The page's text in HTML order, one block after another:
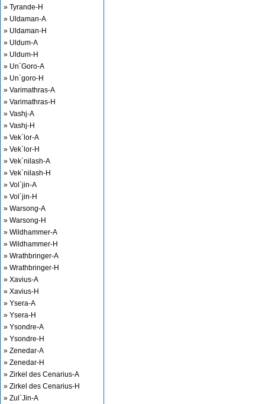
» Tyrande-H
» Uldaman-A
» Uldaman-H
» Uldum-A
» Uldum-H
» Un`Goro-A
» Un`goro-H
» Varimathras-A
» Varimathras-H
» Vashj-A
» Vashj-H
» Vek`lor-A
» Vek`lor-H
» Vek`nilash-A
» Vek`nilash-H
» Vol`jin-A
» Vol`jin-H
» Warsong-A
» Warsong-H
» Wildhammer-A
» Wildhammer-H
» Wrathbringer-A
» Wrathbringer-H
» Xavius-A
» Xavius-H
» Ysera-A
» Ysera-H
» Ysondre-A
» Ysondre-H
» Zenedar-A
» Zenedar-H
» Zirkel des Cenarius-A
» Zirkel des Cenarius-H
» Zul`Jin-A